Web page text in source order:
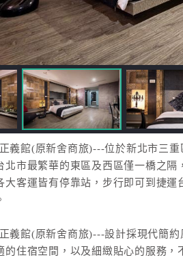
義館(原新舍商旅)---位於新北市三重
北市最繁華的東區及西區僅一橋之隔
大客運皆有停靠站，步行即可到捷運
義館(原新舍商旅)---設計採現代簡約
的住宿空間，以及細緻貼心的服務，